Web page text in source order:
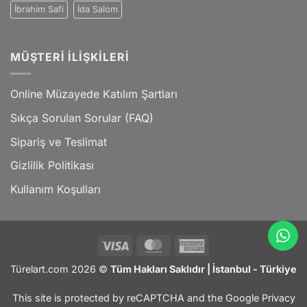
İbrahim Safi İda Salom
MÜŞTERI İLIŞKILERI
Online Müzayede Katılım Şartları
Sıkça Sorulan Sorular (FAQ)
Sipariş ve Teslimat
Gizlilik Politikası
Kullanım Koşulları
Visa MasterCard
Türelart.com 2026 © Tüm Hakları Saklıdır | İstanbul - Türkiye
This site is protected by reCAPTCHA and the Google Privacy